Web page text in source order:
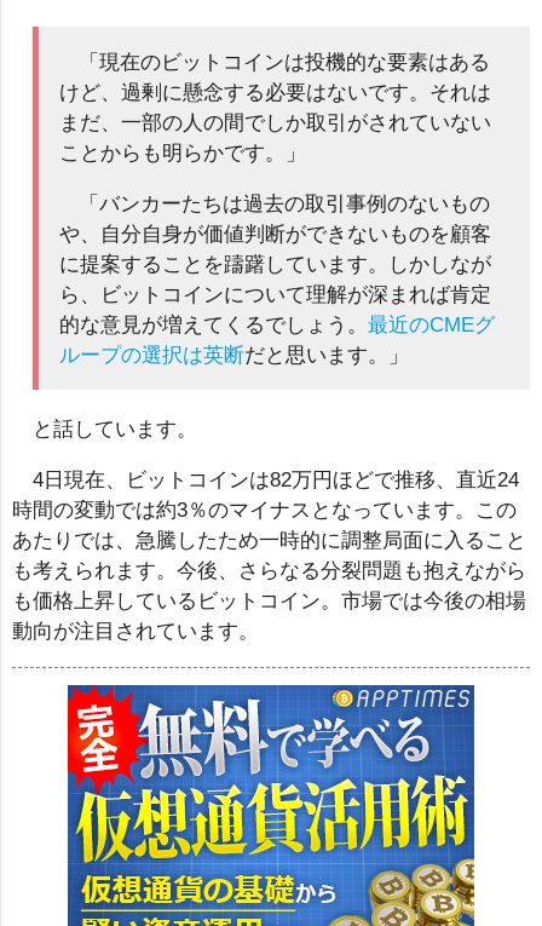
「現在のビットコインは投機的な要素はある
けど、過剰に懸念する必要はないです。それは
まだ、一部の人の間でしか取引がされていない
ことからも明らかです。」
「バンカーたちは過去の取引事例のないもの
や、自分自身が価値判断ができないものを顧客
に提案することを躊躇しています。しかしなが
ら、ビットコインについて理解が深まれば肯定
的な意見が増えてくるでしょう。 最近のCMEグ
ループの選択は英断だと思います。」
と話しています。
4日現在、ビットコインは82万円ほどで推移、直近24
時間の変動では約3％のマイナスとなっています。この
あたりでは、急騰したため一時的に調整局面に入ること
も考えられます。今後、さらなる分裂問題も抱えながら
も価格上昇しているビットコイン。市場では今後の相場
動向が注目されています。